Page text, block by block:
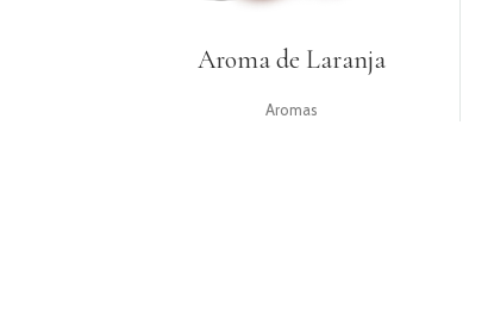
Aroma de Laranja
Aromas